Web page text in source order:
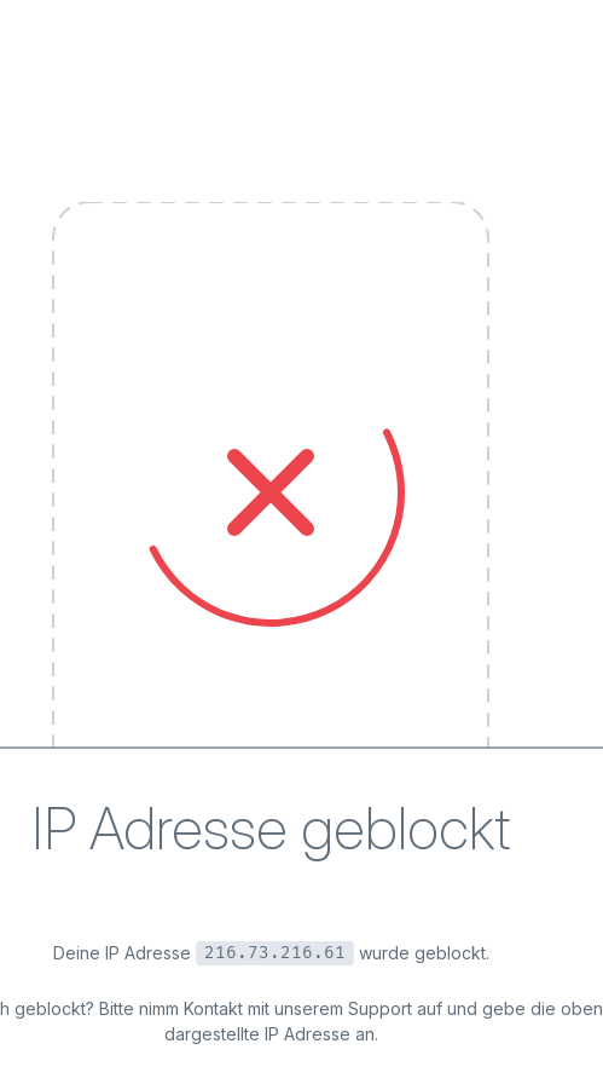
IP Adresse geblockt
Deine IP Adresse 216.73.216.61 wurde geblockt.
geblockt? Bitte nimm Kontakt mit unserem Support auf und gebe die oben
dargestellte IP Adresse an.